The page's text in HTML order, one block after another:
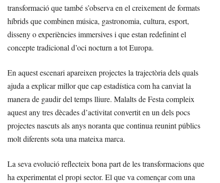
transformació que també s’observa en el creixement de formats
híbrids que combinen música, gastronomia, cultura, esport,
disseny o experiències immersives i que estan redefinint el
concepte tradicional d’oci nocturn a tot Europa.
En aquest escenari apareixen projectes la trajectòria dels quals
ajuda a explicar millor que cap estadística com ha canviat la
manera de gaudir del temps lliure. Malalts de Festa compleix
aquest any tres dècades d’activitat convertit en un dels pocs
projectes nascuts als anys noranta que continua reunint públics
molt diferents sota una mateixa marca.
La seva evolució reflecteix bona part de les transformacions que
ha experimentat el propi sector. El que va començar com una